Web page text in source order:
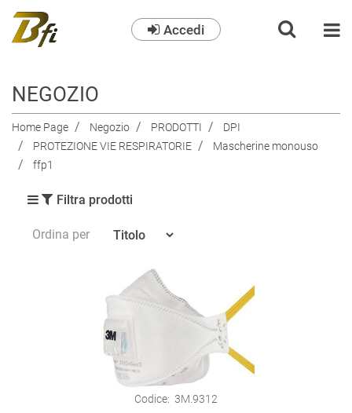
Accedi
NEGOZIO
Home Page Negozio PRODOTTI
DPI
PROTEZIONE VIE RESPIRATORIE
Mascherine monouso
ffp1
Filtra prodotti
Ordina per
Codice: 3M.9312